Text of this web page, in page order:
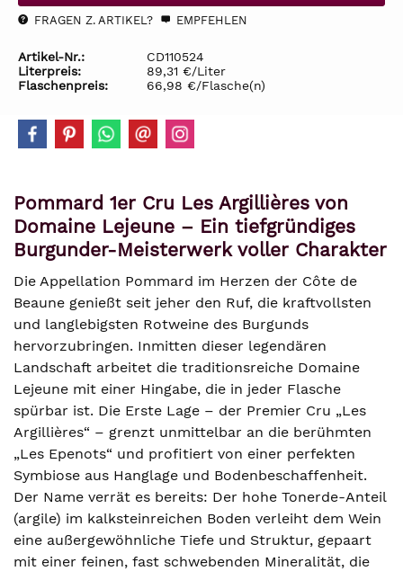
FRAGEN Z. ARTIKEL? EMPFEHLEN
Artikel-Nr.:
CD110524
Literpreis:
89,31 €/Liter
Flaschenpreis:
66,98 €/Flasche(n)
Pommard 1er Cru Les Argillières von
Domaine Lejeune – Ein tiefgründiges
Burgunder-Meisterwerk voller Charakter
Die Appellation Pommard im Herzen der Côte de
Beaune genießt seit jeher den Ruf, die kraftvollsten
und langlebigsten Rotweine des Burgunds
hervorzubringen. Inmitten dieser legendären
Landschaft arbeitet die traditionsreiche Domaine
Lejeune mit einer Hingabe, die in jeder Flasche
spürbar ist. Die Erste Lage – der Premier Cru „Les
Argillières“ – grenzt unmittelbar an die berühmten
„Les Epenots“ und profitiert von einer perfekten
Symbiose aus Hanglage und Bodenbeschaffenheit.
Der Name verrät es bereits: Der hohe Tonerde-Anteil
(argile) im kalksteinreichen Boden verleiht dem Wein
eine außergewöhnliche Tiefe und Struktur, gepaart
mit einer feinen, fast schwebenden Mineralität, die